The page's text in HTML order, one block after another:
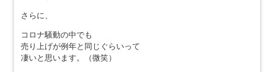
さらに、
コロナ騒動の中でも
売り上げが例年と同じぐらいって
凄いと思います。（微笑）